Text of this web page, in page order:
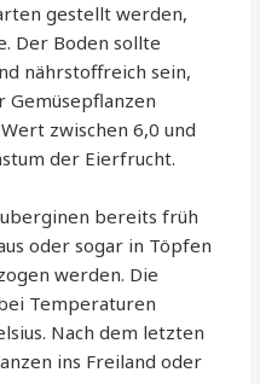
gestellt werden,
Der Boden sollte
nährstoffreich sein,
Gemüsepflanzen
zwischen 6,0 und
der Eierfrucht.
bereits früh
oder sogar in Töpfen
werden. Die
Temperaturen
Nach dem letzten
ins Freiland oder